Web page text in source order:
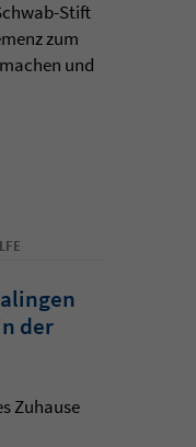
Stift
zum
und
der
Zuhause